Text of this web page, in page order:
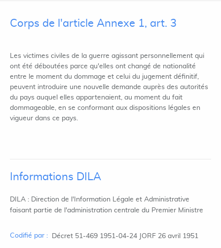
Corps de l'article Annexe 1, art. 3
Les victimes civiles de la guerre agissant personnellement qui
ont été déboutées parce qu'elles ont changé de nationalité
entre le moment du dommage et celui du jugement définitif,
peuvent introduire une nouvelle demande auprès des autorités
du pays auquel elles appartenaient, au moment du fait
dommageable, en se conformant aux dispositions légales en
vigueur dans ce pays.
Informations DILA
DILA : Direction de l'Information Légale et Administrative
faisant partie de l'administration centrale du Premier Ministre
Codifié par : Décret 51-469 1951-04-24 JORF 26 avril 1951